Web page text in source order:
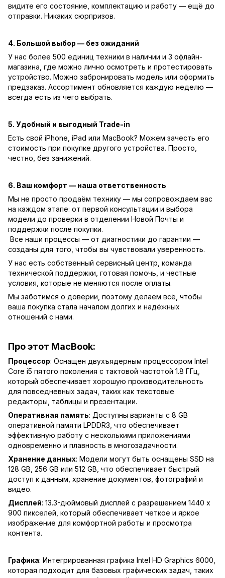
видите его состояние, комплектацию и работу — ещё до
отправки. Никаких сюрпризов.
4. Большой выбор — без ожиданий
У нас более 500 единиц техники в наличии и 3 офлайн-
магазина, где можно лично осмотреть и протестировать
устройство. Можно забронировать модель или оформить
предзаказ. Ассортимент обновляется каждую неделю —
всегда есть из чего выбрать.
5. Удобный и выгодный Trade-in
Есть свой iPhone, iPad или MacBook? Можем зачесть его
стоимость при покупке другого устройства. Просто,
честно, без занижений.
6. Ваш комфорт — наша ответственность
Мы не просто продаём технику — мы сопровождаем вас
на каждом этапе: от первой консультации и выбора
модели до проверки в отделении Новой Почты и
поддержки после покупки.
Все наши процессы — от диагностики до гарантии —
созданы для того, чтобы вы чувствовали уверенность.
У нас есть собственный сервисный центр, команда
технической поддержки, готовая помочь, и честные
условия, которые не меняются после оплаты.
Мы заботимся о доверии, поэтому делаем всё, чтобы
ваша покупка стала началом долгих и надёжных
отношений с нами.
Про этот MacBook:
Процессор: Оснащен двухъядерным процессором Intel
Core i5 пятого поколения с тактовой частотой 1.8 ГГц,
который обеспечивает хорошую производительность
для повседневных задач, таких как текстовые
редакторы, таблицы и презентации.
Оперативная память: Доступны варианты с 8 GB
оперативной памяти LPDDR3, что обеспечивает
эффективную работу с несколькими приложениями
одновременно и плавность в многозадачности.
Хранение данных: Модели могут быть оснащены SSD на
128 GB, 256 GB или 512 GB, что обеспечивает быстрый
доступ к данным, хранение документов, фотографий и
видео.
Дисплей: 13.3-дюймовый дисплей с разрешением 1440 x
900 пикселей, который обеспечивает четкое и яркое
изображение для комфортной работы и просмотра
контента.
Графика: Интегрированная графика Intel HD Graphics 6000,
которая подходит для базовых графических задач, таких